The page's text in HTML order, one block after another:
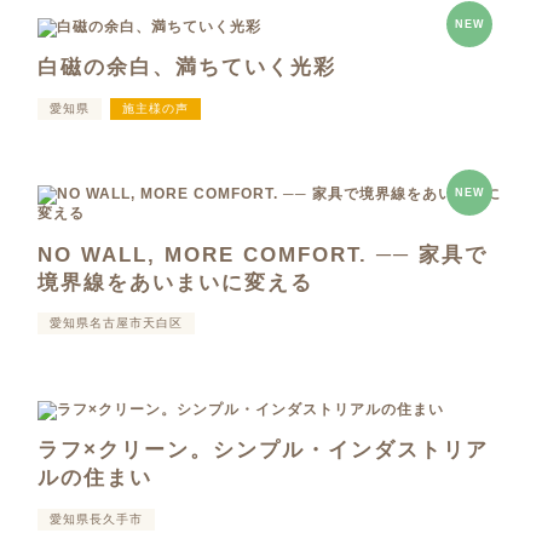
NEW
白磁の余白、満ちていく光彩
愛知県 施主様の声
NEW
NO WALL, MORE COMFORT. ── 家具で
境界線をあいまいに変える
愛知県名古屋市天白区
ラフ×クリーン。シンプル・インダストリア
ルの住まい
愛知県長久手市